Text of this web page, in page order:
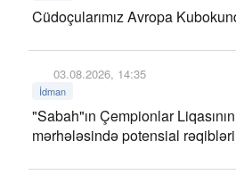
Cüdoçularımız Avropa
03.08.2026, 14:35
İdman
"Sabah"ın Çempionlar
mərhələsində potensial